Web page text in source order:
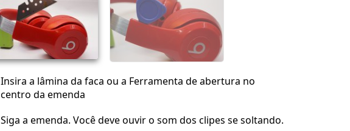
Cancelar
Insira a lâmina da faca ou a Ferramenta de abertura no
centro da emenda
Siga a emenda. Você deve ouvir o som dos clipes se soltando.